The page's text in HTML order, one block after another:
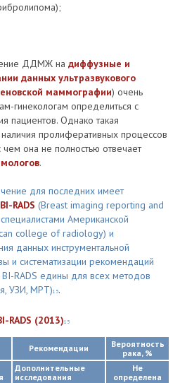
ДДМЖ на диффузные и
данных ультразвукового
маммографии) очень
гинекологам определиться с
пациентов. Однако такая
пролиферативных процессов
она не полностью отвечает
.
для последних имеет
BI-RADS (Breast imaging reporting and
Американской
college of radiology) и
данных инструментальной
и систематизации рекомендаций
BI-RADS едины для всех методов
УЗИ, МРТ)15.
RADS (2013)15
Рекомендации
Вероятность
рака, %
Дополнительные
исследования
Не
определена